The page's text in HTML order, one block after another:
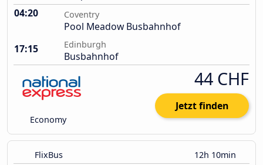
04:20 Coventry
Pool Meadow Busbahnhof
17:15
Edinburgh
Busbahnhof
Economy
44 CHF
Jetzt finden
FlixBus 12h 10min